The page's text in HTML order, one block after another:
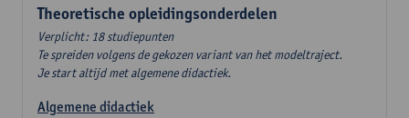
Theoretische opleidingsonderdelen
Verplicht: 18 studiepunten
Te spreiden volgens de gekozen variant van het modeltraject.
Je start altijd met algemene didactiek.
Algemene didactiek